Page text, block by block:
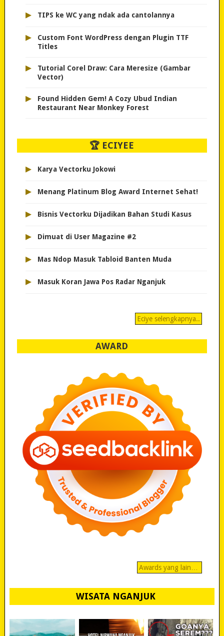
▸ TIPS ke WC yang ndak ada cantolannya
▸
Custom Font WordPress dengan Plugin TTF
Titles
▸
Tutorial Corel Draw: Cara Meresize (Gambar
Vector)
▸
Found Hidden Gem! A Cozy Ubud Indian
Restaurant Near Monkey Forest
🏆 ECIYEE
▸ Karya Vectorku Jokowi
▸ Menang Platinum Blog Award Internet Sehat!
▸ Bisnis Vectorku Dijadikan Bahan Studi Kasus
▸ Dimuat di User Magazine #2
▸ Mas Ndop Masuk Tabloid Banten Muda
▸ Masuk Koran Jawa Pos Radar Nganjuk
Eciye selengkapnya..
AWARD
Awards yang lain…
WISATA NGANJUK